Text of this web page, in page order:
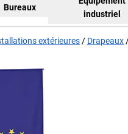
Bureaux
industriel
extérieures Drapeaux